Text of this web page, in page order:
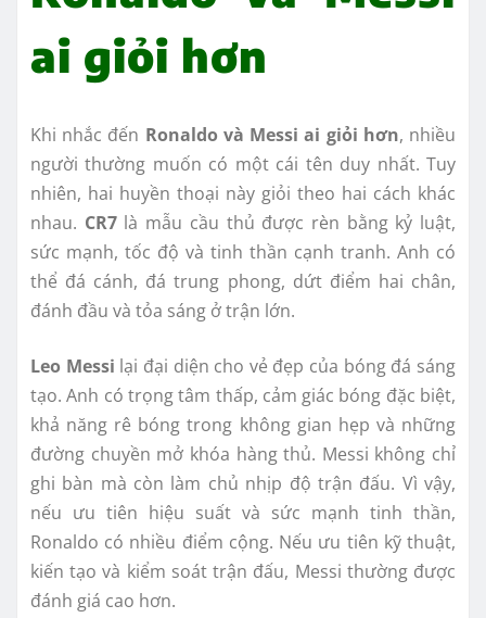
ai giỏi hơn
Khi nhắc đến Ronaldo và Messi ai giỏi hơn, nhiều
người thường muốn có một cái tên duy nhất. Tuy
nhiên, hai huyền thoại này giỏi theo hai cách khác
nhau. CR7là mẫu cầu thủ được rèn bằng kỷ luật,
sức mạnh, tốc độ và tinh thần cạnh tranh. Anh có
thể đá cánh, đá trung phong, dứt điểm hai chân,
đánh đầu và tỏa sáng ở trận lớn.
Leo Messi lại đại diện cho vẻ đẹp của bóng đá sáng
tạo. Anh có trọng tâm thấp, cảm giác bóng đặc biệt,
khả năng rê bóng trong không gian hẹp và những
đường chuyền mở khóa hàng thủ. Messi không chỉ
ghi bàn mà còn làm chủ nhịp độ trận đấu. Vì vậy,
nếu ưu tiên hiệu suất và sức mạnh tinh thần,
Ronaldo có nhiều điểm cộng. Nếu ưu tiên kỹ thuật,
kiến tạo và kiểm soát trận đấu, Messi thường được
đánh giá cao hơn.